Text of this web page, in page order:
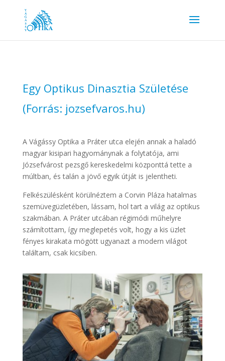
Egy Optikus Dinasztia Születése
(Forrás: jozsefvaros.hu)
A Vágássy Optika a Práter utca elején annak a haladó
magyar kisipari hagyománynak a folytatója, ami
Józsefvárost pezsgő kereskedelmi központtá tette a
múltban, és talán a jövő egyik útját is jelentheti.
Felkészülésként körülnéztem a Corvin Pláza hatalmas
szemüvegüzletében, lássam, hol tart a világ az optikus
szakmában. A Práter utcában régimódi műhelyre
számítottam, így meglepetés volt, hogy a kis üzlet
fényes kirakata mögött ugyanazt a modern világot
találtam, csak kicsiben.